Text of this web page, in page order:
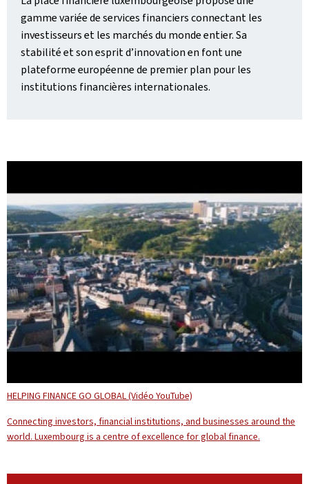
gamme variée de services financiers connectant les
investisseurs et les marchés du monde entier. Sa
stabilité et son esprit d’innovation en font une
plateforme européenne de premier plan pour les
institutions financières internationales.
HELPING FINANCE GO GLOBAL (Vidéo YouTube)
Connecting investors, financial institutions, and businesses around the
world. Luxembourg is a centre of excellence for global finance.